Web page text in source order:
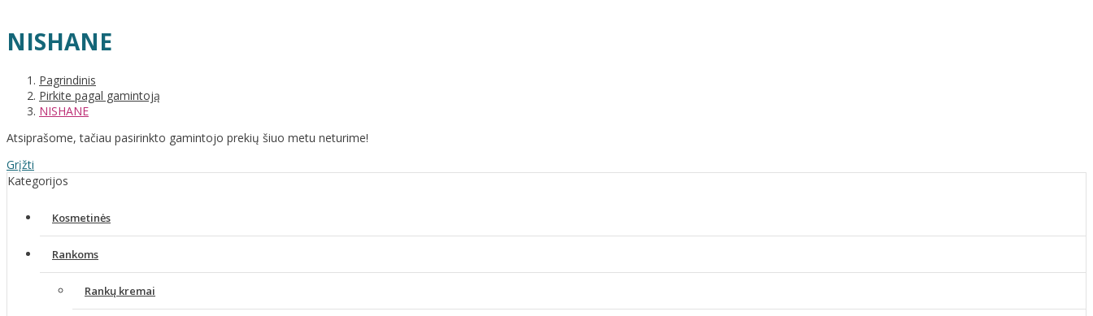
NISHANE
Pagrindinis
Pirkite pagal gamintoją
NISHANE
Atsiprašome, tačiau pasirinkto gamintojo prekių šiuo metu neturime!
Grįžti
Kategorijos
Kosmetinės
Rankoms
Rankų kremai